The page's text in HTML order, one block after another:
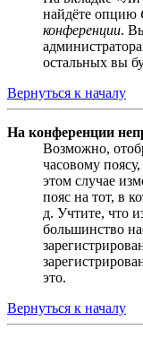
найдёте опцию
конференции.
остальных вы
Вернуться к началу
На конференции
Возможно,
часовому
этом случае
пояс на тот, в
д. Учтите, что
большинство
это.
Вернуться к началу